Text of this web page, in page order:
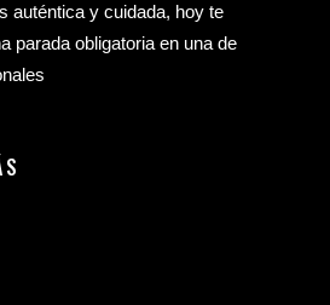
auténtica y cuidada, hoy te
parada obligatoria en una de